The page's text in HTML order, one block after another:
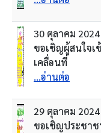
30 ตุลาคม 2024
ขอเชิญผู้สนใจเ
เคลื่อนที่
...อ่านต่อ
29 ตุลาคม 2024
ขอเชิญประชาช